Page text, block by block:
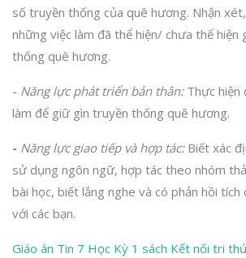
số truyền thống của quê hương. Nhận
những việc làm đã thể hiện/ chưa thể hiện
thống quê hương.
- Năng lực phát triển bản thân:Thực hiện
làm để giữ gìn truyền thống quê hương.
- Năng lực giao tiếp và hợp tác:Biết xác
sử dụng ngôn ngữ, hợp tác theo nhóm
bài học, biết lắng nghe và có phản hồi
với các bạn.
Giáo án Tin 7 Học Kỳ 1 sách Kết nối tri